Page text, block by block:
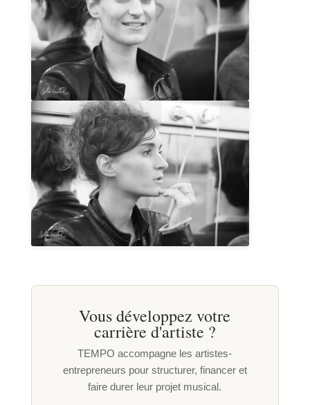
Vous développez votre
carrière d'artiste ?
TEMPO accompagne les artistes-
entrepreneurs pour structurer, financer et
faire durer leur projet musical.